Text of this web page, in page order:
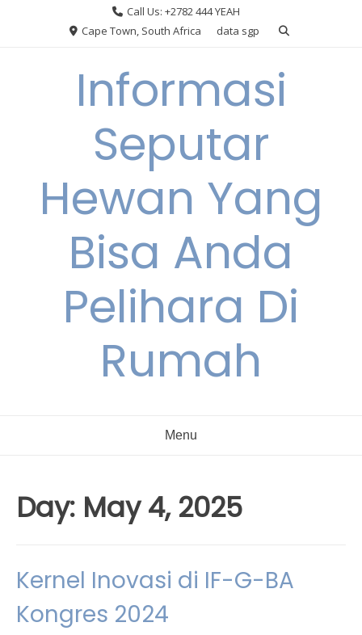
Call Us: +2782 444 YEAH
Cape Town, South Africa
data sgp
Informasi
Seputar
Hewan Yang
Bisa Anda
Pelihara Di
Rumah
Menu
Day: May 4, 2025
Kernel Inovasi di IF-G-BA
Kongres 2024